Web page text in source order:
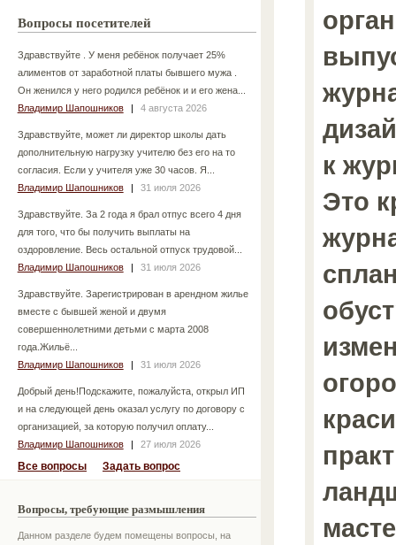
Вопросы посетителей
Здравствуйте . У меня ребёнок получает 25%
алиментов от заработной платы бывшего мужа .
Он женился у него родился ребёнок и и его жена...
Владимир Шапошников
| 4 августа 2026
Здравствуйте, может ли директор школы дать
дополнительную нагрузку учителю без его на то
согласия. Если у учителя уже 30 часов. Я...
Владимир Шапошников
| 31 июля 2026
Здравствуйте. За 2 года я брал отпус всего 4 дня
для того, что бы получить выплаты на
оздоровление. Весь остальной отпуск трудовой...
Владимир Шапошников
| 31 июля 2026
Здравствуйте. Зарегистрирован в арендном жилье
вместе с бывшей женой и двумя
совершеннолетними детьми с марта 2008
года.Жильё...
Владимир Шапошников
| 31 июля 2026
Добрый день!Подскажите, пожалуйста, открыл ИП
и на следующей день оказал услугу по договору с
организацией, за которую получил оплату...
Владимир Шапошников
| 27 июля 2026
Все вопросы Задать вопрос
Вопросы, требующие размышления
Данном разделе будем помещены вопросы, на
к
Это